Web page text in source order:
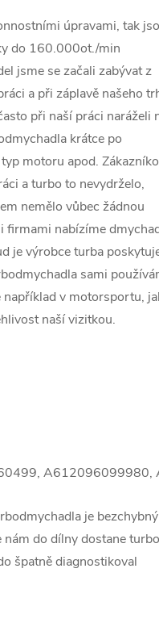
úpravami, tak
do 160.000ot./min
jsme se začali zabývat z
a při záplavě našeho
při naší práci naráželi
krátce po
motoru apod.
a turbo to nevydrželo,
nemělo vůbec žádnou
firmami nabízíme
je výrobce turba
sami
v motorsportu,
naší vizitkou.
je bezchybný
do dílny dostane
špatně diagnostikoval